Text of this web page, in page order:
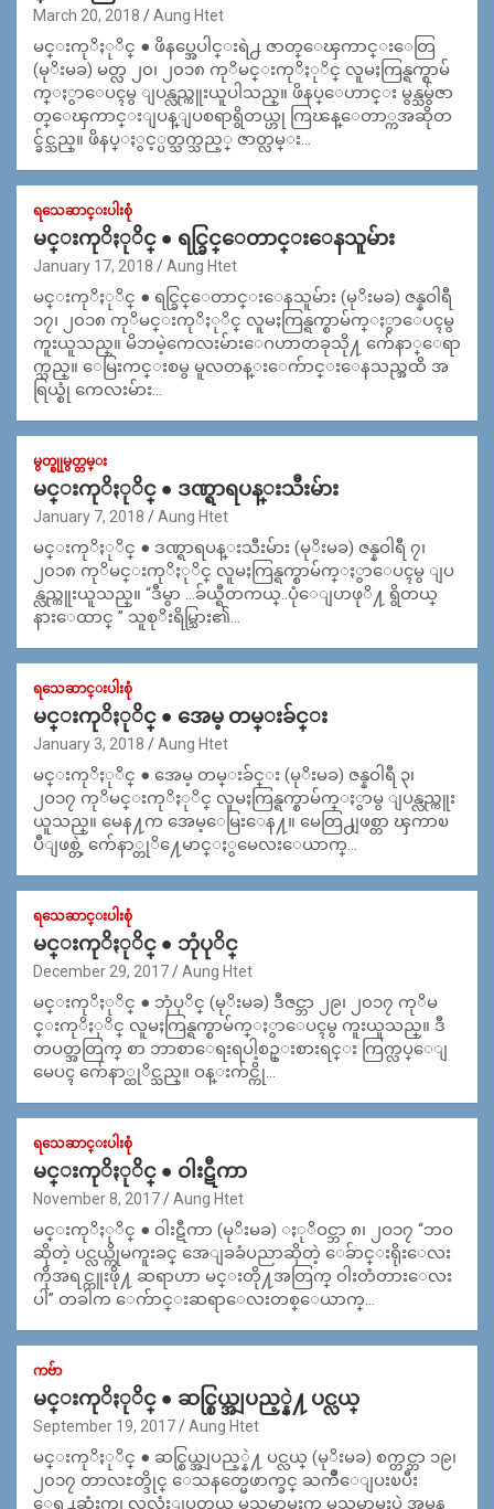
March 20, 2018 Aung Htet
မင္းကုိႏုိင္ ● ဖိနပ္အေပါင္းရဲ႕ ဇာတ္ေၾကာင္းေတြ
(မုိးမခ) မတ္လ ၂၀၊ ၂၀၁၈ ကုိမင္းကုိႏုိင္ လူမႈကြန္ရက္စာမ်
က္ႏွာေပၚမွ ျပန္လည္ကူးယူပါသည္။ ဖိနပ္ေဟာင္း မွန္သမွ်ဇာ
တ္ေၾကာင္းျပန္ျပစရာရွိတယ္ဟု ကြၽန္ေတာ္ကအဆိုတ
င္ခ်င္သည္။ ဖိနပ္ႏွင့္ပတ္သက္သည့္ ဇာတ္လမ္း…
ရသေဆာင္းပါးစုံ
မင္းကုိႏုိင္ ● ရင္ခြင္ေတာင္းေနသူမ်ား
January 17, 2018 Aung Htet
မင္းကုိႏုိင္ ● ရင္ခြင္ေတာင္းေနသူမ်ား (မုိးမခ) ဇန္နဝါရီ
၁၇၊ ၂၀၁၈ ကုိမင္းကုိႏုိင္ လူမႈကြန္ရက္စာမ်က္ႏွာေပၚမွ
ကူးယူသည္။ မိဘမဲ့ကေလးမ်ားေဂဟာတခုသို႔ က်ေနာ္ေရာ
က္သည္။ ေမြးကင္းစမွ မူလတန္းေက်ာင္းေနသည္အထိ အ
ရြယ္စုံ ကေလးမ်ား…
မွတ္စုုမွတ္တမ္း
မင္းကုိႏုိင္ ● ဒဏ္ရာရပန္းသီးမ်ား
January 7, 2018 Aung Htet
မင္းကုိႏုိင္ ● ဒဏ္ရာရပန္းသီးမ်ား (မုိးမခ) ဇန္နဝါရီ ၇၊
၂၀၁၈ ကုိမင္းကုိႏုိင္ လူမႈကြန္ရက္စာမ်က္ႏွာေပၚမွ ျပ
န္လည္ကူးယူသည္။ “ဒီမွာ …ခ်ယ္ရီတကယ္..ပုံေျပာဖုိ႔ ရွိတယ္
နားေထာင္ ” သူစုိးရိမ္သြား၏…
ရသေဆာင္းပါးစုံ
မင္းကုိႏုိင္ ● အေမ့ တမ္းခ်င္း
January 3, 2018 Aung Htet
မင္းကုိႏုိင္ ● အေမ့ တမ္းခ်င္း (မုိးမခ) ဇန္နဝါရီ ၃၊
၂ဝ၁၇ ကုိမင္းကုိႏုိင္ လူမႈကြန္ရက္စာမ်က္ႏွာမွ ျပန္လည္ကူး
ယူသည္။ မေန႔က အေမ့ေမြးေန႔။ မေတြ႕ျဖစ္တာ ၾကာၿ
ပီျဖစ္တဲ့ က်ေနာ္တုိ႔ေမာင္ႏွမေလးေယာက္…
ရသေဆာင္းပါးစုံ
မင္းကုိႏုိင္ ● ဘုံပုိင္
December 29, 2017 Aung Htet
မင္းကုိႏုိင္ ● ဘုံပုိင္ (မုိးမခ) ဒီဇင္ဘာ ၂၉၊ ၂၀၁၇ ကုိမ
င္းကုိႏုိင္ လူမႈကြန္ရက္စာမ်က္ႏွာေပၚမွ ကူးယူသည္။ ဒီ
တပတ္အတြက္ စာ ဘာစာေရးရပါ့စဥ္းစားရင္း ကြက္လပ္ေျ
မေပၚ က်ေနာ္ထုိင္သည္။ ဝန္းက်င္ကို…
ရသေဆာင္းပါးစုံ
မင္းကုိႏုိင္ ● ဝါးဋီကာ
November 8, 2017 Aung Htet
မင္းကုိႏုိင္ ● ဝါးဋီကာ (မုိးမခ) ႏုိဝင္ဘာ ၈၊ ၂ဝ၁၇ “ဘဝ
ဆိုတဲ့ ပင္လယ္ကိုမကူးခင္ အေျခခံပညာဆိုတဲ့ ေခ်ာင္းရိုးေလး
ကိုအရင္ကူးဖို႔ ဆရာဟာ မင္းတို႔အတြက္ ဝါးတံတားေလး
ပါ” တခါက ေက်ာင္းဆရာေလးတစ္ေယာက္…
ကဗ်ာ
မင္းကုိႏုိင္ ● ဆင္စြယ္အျပည့္နဲ႔ ပင္လယ္
September 19, 2017 Aung Htet
မင္းကုိႏုိင္ ● ဆင္စြယ္အျပည့္နဲ႔ ပင္လယ္ (မုိးမခ) စက္တင္ဘာ ၁၉၊
၂၀၁၇ တာလႊတ္ဒိုင္ ေသနတ္မေဖာက္ခင္ ႀကိဳေျပးၿပီး
ေရွ႕ဆုံးက၊ လူလုံးျပတယ္ မသမာမႈက မသမာမႈပဲ အမွန္